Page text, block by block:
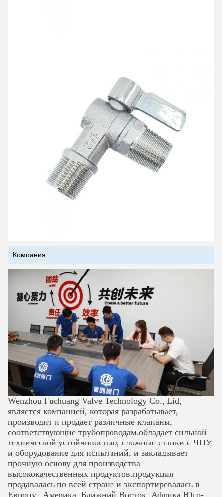
Компания
Wenzhou Fuchuang Valve Technology Co., Lid,
является компанией, которая разрабатывает,
производит и продает различные клапаны,
соответствующие трубопроводам.обладает сильной
технической устойчивостью, сложные станки с ЧПУ
и оборудование для испытаний, и закладывает
прочную основу для производства
высококачественных продуктов.продукция
продавалась по всей стране и экспортировалась в
Европу., Америка, Ближний Восток, Африка,Юго-